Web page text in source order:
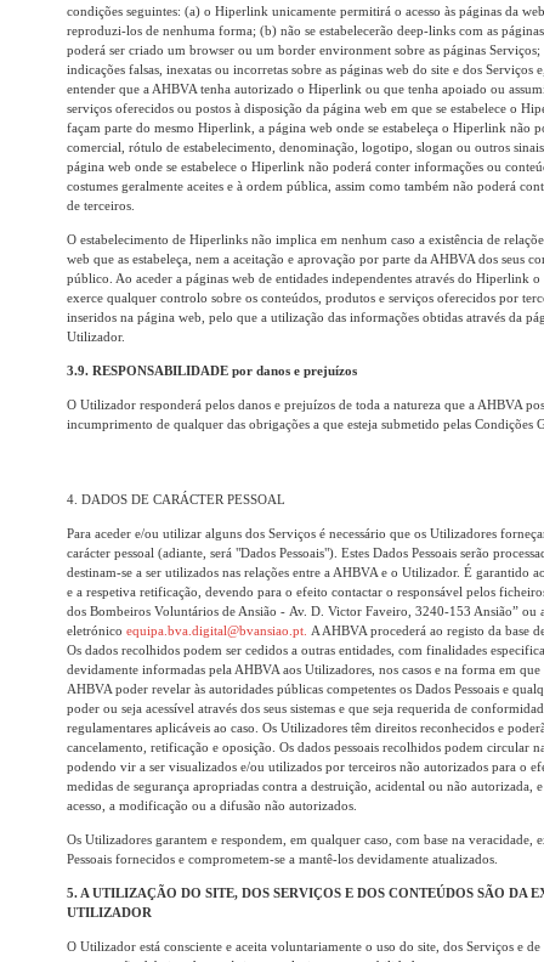
condições seguintes: (a) o Hiperlink unicamente permitirá o acesso às páginas da
reproduzi-los de nenhuma forma; (b) não se estabelecerão deep-links com as
poderá ser criado um browser ou um border environment sobre as páginas
indicações falsas, inexatas ou incorretas sobre as páginas web do site e dos Serviços
entender que a AHBVA tenha autorizado o Hiperlink ou que tenha apoiado ou
serviços oferecidos ou postos à disposição da página web em que se estabelece o
façam parte do mesmo Hiperlink, a página web onde se estabeleça o Hiperlink não
comercial, rótulo de estabelecimento, denominação, logotipo, slogan ou outros
página web onde se estabelece o Hiperlink não poderá conter informações ou
costumes geralmente aceites e à ordem pública, assim como também não poderá
de terceiros.
O estabelecimento de Hiperlinks não implica em nenhum caso a existência de
web que as estabeleça, nem a aceitação e aprovação por parte da AHBVA dos seus
público. Ao aceder a páginas web de entidades independentes através do Hiperlink
exerce qualquer controlo sobre os conteúdos, produtos e serviços oferecidos por
inseridos na página web, pelo que a utilização das informações obtidas através da
Utilizador.
3.9. RESPONSABILIDADE por danos e prejuízos
O Utilizador responderá pelos danos e prejuízos de toda a natureza que a AHBVA
incumprimento de qualquer das obrigações a que esteja submetido pelas Condições
4. DADOS DE CARÁCTER PESSOAL
Para aceder e/ou utilizar alguns dos Serviços é necessário que os Utilizadores
carácter pessoal (adiante, será "Dados Pessoais"). Estes Dados Pessoais serão
destinam-se a ser utilizados nas relações entre a AHBVA e o Utilizador. É garantido
e a respetiva retificação, devendo para o efeito contactar o responsável pelos
dos Bombeiros Voluntários de Ansião - Av. D. Victor Faveiro, 3240-153 Ansião” ou
eletrónico equipa.bva.digital@bvansiao.pt. A AHBVA procederá ao registo da base
Os dados recolhidos podem ser cedidos a outras entidades, com finalidades
devidamente informadas pela AHBVA aos Utilizadores, nos casos e na forma em
AHBVA poder revelar às autoridades públicas competentes os Dados Pessoais e
poder ou seja acessível através dos seus sistemas e que seja requerida de
regulamentares aplicáveis ao caso. Os Utilizadores têm direitos reconhecidos e
cancelamento, retificação e oposição. Os dados pessoais recolhidos podem circular
podendo vir a ser visualizados e/ou utilizados por terceiros não autorizados para o
medidas de segurança apropriadas contra a destruição, acidental ou não autorizada,
acesso, a modificação ou a difusão não autorizados.
Os Utilizadores garantem e respondem, em qualquer caso, com base na veracidade,
Pessoais fornecidos e comprometem-se a mantê-los devidamente atualizados.
5. A UTILIZAÇÃO DO SITE, DOS SERVIÇOS E DOS CONTEÚDOS SÃO DA
UTILIZADOR
O Utilizador está consciente e aceita voluntariamente o uso do site, dos Serviços e